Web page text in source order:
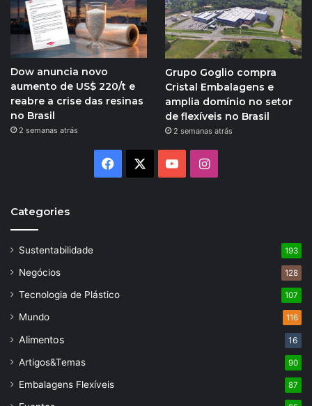
Dow anuncia novo
aumento de US$ 220/t e
reabre a crise das resinas
no Brasil
2 semanas atrás
Grupo Goglio compra
Cristal Embalagens e
amplia domínio no setor
de flexíveis no Brasil
2 semanas atrás
Facebook YouTubeInstagram
Categories
Sustentabilidade 193
Negócios 128
Tecnologia de Plástico 107
Mundo 116
Alimentos 16
Artigos&Temas 90
Embalagens Flexíveis 87